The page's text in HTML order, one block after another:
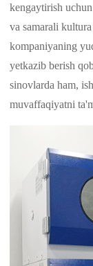
kengaytirish
va samarali
kompaniyaning
yetkazib berish
sinovlarda ham,
muvaffaqiyatni